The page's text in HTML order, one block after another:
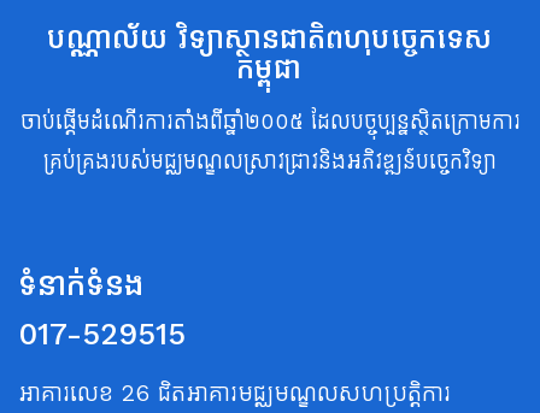
បណ្ណាល័យ វិទ្យាស្ថានជាតិពហុបច្ចេកទេស
កម្ពុជា
ចាប់ផ្តើមដំណើរការតាំងពីឆ្នាំ២០០៥ ដែលបច្ចុប្បន្នស្ថិតក្រោមការ
គ្រប់គ្រងរបស់មជ្ឈមណ្ឌលស្រាវជ្រាវនិងអភិវឌ្ឍន៍បច្ចេកវិទ្យា
ទំនាក់ទំនង
017-529515
អាគារលេខ 26 ជិតអាគារមជ្ឈមណ្ឌលសហប្រត្តិការ